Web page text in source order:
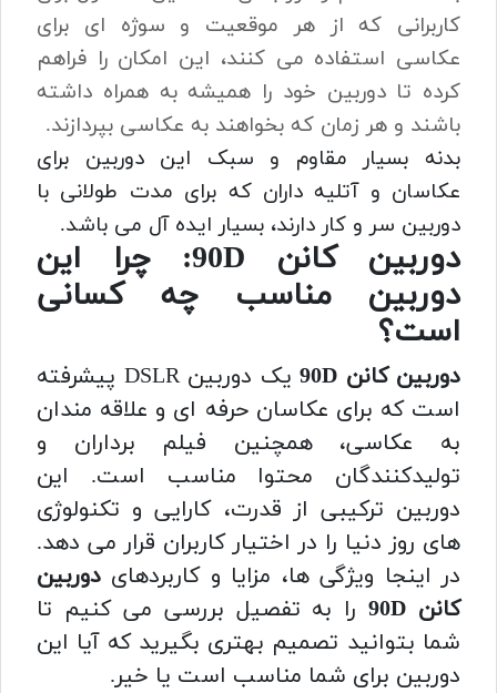
کاربرانی که از هر موقعیت و سوژه ای برای
عکاسی استفاده می کنند، این امکان را فراهم
کرده تا دوربین خود را همیشه به همراه داشته
باشند و هر زمان که بخواهند به عکاسی بپردازند.
بدنه بسیار مقاوم و سبک این دوربین برای
عکاسان و آتلیه داران که برای مدت طولانی با
دوربین سر و کار دارند، بسیار ایده آل می باشد.
دوربین کانن 90D: چرا این
دوربین مناسب چه کسانی
است؟
دوربین کانن 90D
یک دوربین DSLR پیشرفته
است که برای عکاسان حرفه ای و علاقه مندان
به عکاسی، همچنین فیلم برداران و
تولیدکنندگان محتوا مناسب است. این
دوربین ترکیبی از قدرت، کارایی و تکنولوژی
های روز دنیا را در اختیار کاربران قرار می دهد.
در اینجا ویژگی ها، مزایا و کاربردهای دوربین
کانن 90D
را به تفصیل بررسی می کنیم تا
شما بتوانید تصمیم بهتری بگیرید که آیا این
دوربین برای شما مناسب است یا خیر.